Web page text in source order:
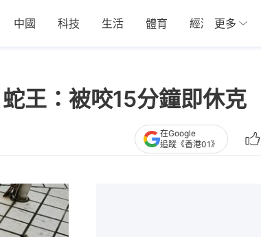
中國 科技 生活 體育 經濟 01深圳
更多
王：被咬15分鐘即休克
在Google
追蹤《香港01》